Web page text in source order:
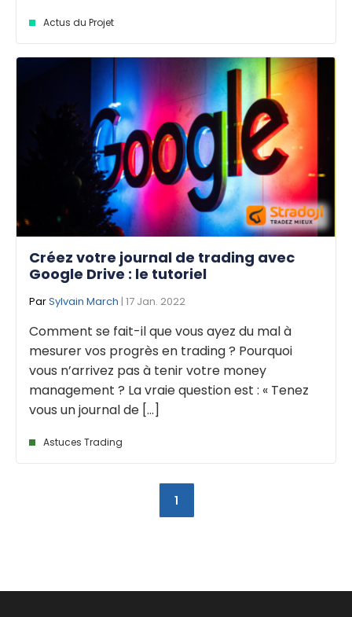
Actus du Projet
Créez votre journal de trading avec
Google Drive : le tutoriel
ParSylvain March | 17 Jan. 2022
Comment se fait-il que vous ayez du mal à
mesurer vos progrès en trading ? Pourquoi
vous n’arrivez pas à tenir votre money
management ? La vraie question est : « Tenez
vous un journal de [...]
Astuces Trading
1